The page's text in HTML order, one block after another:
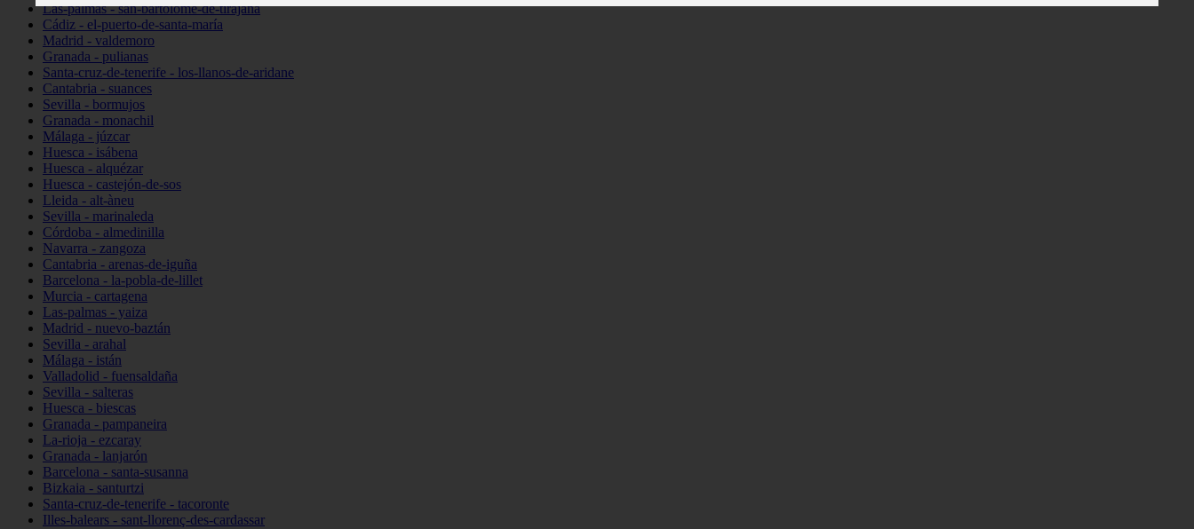
Las-palmas - san-bartolomé-de-tirajana
Cádiz - el-puerto-de-santa-maría
Madrid - valdemoro
Granada - pulianas
Santa-cruz-de-tenerife - los-llanos-de-aridane
Cantabria - suances
Sevilla - bormujos
Granada - monachil
Málaga - júzcar
Huesca - isábena
Huesca - alquézar
Huesca - castejón-de-sos
Lleida - alt-àneu
Sevilla - marinaleda
Córdoba - almedinilla
Navarra - zangoza
Cantabria - arenas-de-iguña
Barcelona - la-pobla-de-lillet
Murcia - cartagena
Las-palmas - yaiza
Madrid - nuevo-baztán
Sevilla - arahal
Málaga - istán
Valladolid - fuensaldaña
Sevilla - salteras
Huesca - biescas
Granada - pampaneira
La-rioja - ezcaray
Granada - lanjarón
Barcelona - santa-susanna
Bizkaia - santurtzi
Santa-cruz-de-tenerife - tacoronte
Illes-balears - sant-llorenç-des-cardassar